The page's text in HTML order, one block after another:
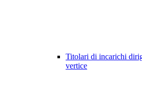
Titolari di incarichi
vertice